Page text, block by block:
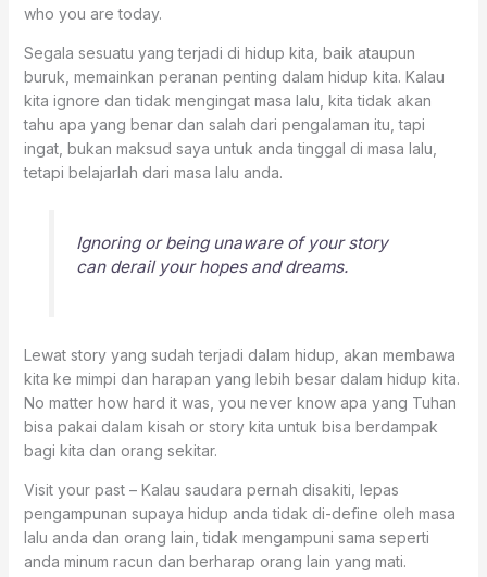
who you are today.
Segala sesuatu yang terjadi di hidup kita, baik ataupun
buruk, memainkan peranan penting dalam hidup kita. Kalau
kita ignore dan tidak mengingat masa lalu, kita tidak akan
tahu apa yang benar dan salah dari pengalaman itu, tapi
ingat, bukan maksud saya untuk anda tinggal di masa lalu,
tetapi belajarlah dari masa lalu anda.
Ignoring or being unaware of your story
can derail your hopes and dreams.
Lewat story yang sudah terjadi dalam hidup, akan membawa
kita ke mimpi dan harapan yang lebih besar dalam hidup kita.
No matter how hard it was, you never know apa yang Tuhan
bisa pakai dalam kisah or story kita untuk bisa berdampak
bagi kita dan orang sekitar.
Visit your past – Kalau saudara pernah disakiti, lepas
pengampunan supaya hidup anda tidak di-define oleh masa
lalu anda dan orang lain, tidak mengampuni sama seperti
anda minum racun dan berharap orang lain yang mati.